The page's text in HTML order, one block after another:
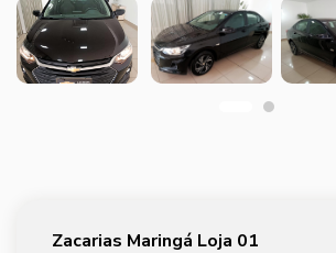
Zacarias Maringá Loja 01